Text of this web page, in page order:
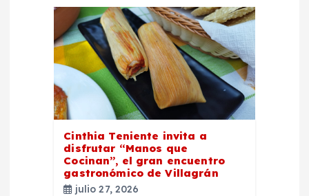
Cinthia Teniente invita a
disfrutar “Manos que
Cocinan”, el gran encuentro
gastronómico de Villagrán
julio 27, 2026